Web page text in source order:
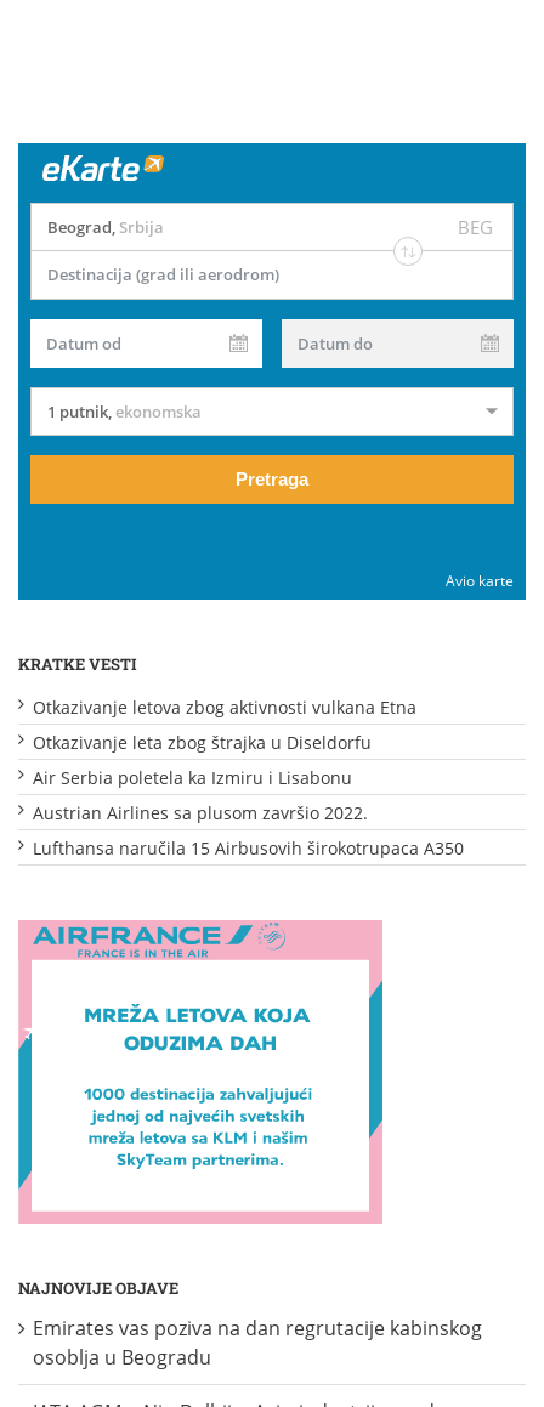
Beograd Srbija BEG
Destinacija (grad ili aerodrom)
Datum od Datum do
1 putnik ekonomska
Pretraga
Avio karte
KRATKE VESTI
Otkazivanje letova zbog aktivnosti vulkana Etna
Otkazivanje leta zbog štrajka u Diseldorfu
Air Serbia poletela ka Izmiru i Lisabonu
Austrian Airlines sa plusom završio 2022.
Lufthansa naručila 15 Airbusovih širokotrupaca A350
NAJNOVIJE OBJAVE
Emirates vas poziva na dan regrutacije kabinskog
osoblja u Beogradu